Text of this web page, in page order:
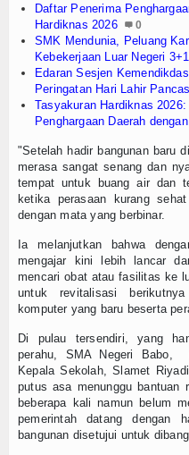
Gallery
Index Berita
Daftar Penerima
Hardiknas 2026
0
SMK Mendunia, Peluang
Kebekerjaan Luar Negeri 3+1
Edaran Sesjen
Peringatan Hari Lahir
Tasyakuran Hardiknas
Penghargaan Daerah
"Setelah hadir bangunan baru
merasa sangat senang dan
tempat untuk buang air dan
ketika perasaan kurang
dengan mata yang berbinar.
Ia melanjutkan bahwa
mengajar kini lebih lancar
mencari obat atau fasilitas ke
untuk revitalisasi
komputer yang baru beserta
Di pulau tersendiri, yang
perahu, SMA Negeri Babo,
Kepala Sekolah, Slamet
putus asa menunggu
beberapa kali namun belum
pemerintah datang dengan
bangunan disetujui untuk